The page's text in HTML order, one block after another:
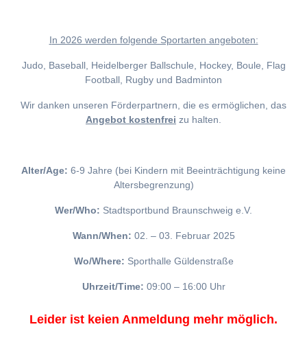
In 2026 werden folgende Sportarten angeboten:
Judo, Baseball, Heidelberger Ballschule, Hockey, Boule, Flag
Football, Rugby und Badminton
Wir danken unseren Förderpartnern, die es ermöglichen, das
Angebot kostenfrei zu halten.
Alter/Age: 6-9 Jahre (bei Kindern mit Beeinträchtigung keine
Altersbegrenzung)
Wer/Who: Stadtsportbund Braunschweig e.V.
Wann/When: 02. – 03. Februar 2025
Wo/Where: Sporthalle Güldenstraße
Uhrzeit/Time: 09:00 – 16:00 Uhr
Leider ist keien Anmeldung mehr möglich.